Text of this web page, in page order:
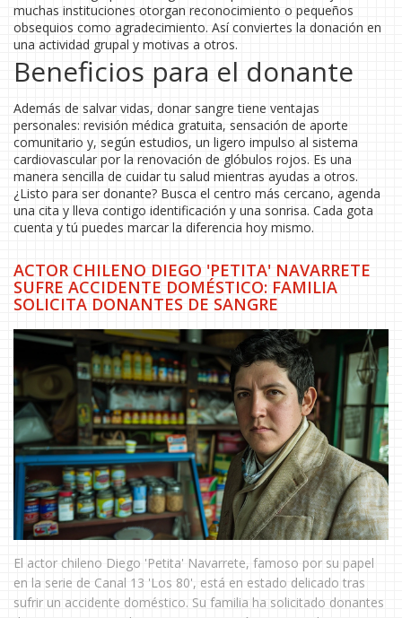
muchas instituciones otorgan reconocimiento o pequeños
obsequios como agradecimiento. Así conviertes la donación en
una actividad grupal y motivas a otros.
Beneficios para el donante
Además de salvar vidas, donar sangre tiene ventajas
personales: revisión médica gratuita, sensación de aporte
comunitario y, según estudios, un ligero impulso al sistema
cardiovascular por la renovación de glóbulos rojos. Es una
manera sencilla de cuidar tu salud mientras ayudas a otros.
¿Listo para ser donante? Busca el centro más cercano, agenda
una cita y lleva contigo identificación y una sonrisa. Cada gota
cuenta y tú puedes marcar la diferencia hoy mismo.
ACTOR CHILENO DIEGO 'PETITA' NAVARRETE
SUFRE ACCIDENTE DOMÉSTICO: FAMILIA
SOLICITA DONANTES DE SANGRE
El actor chileno Diego 'Petita' Navarrete, famoso por su papel
en la serie de Canal 13 'Los 80', está en estado delicado tras
sufrir un accidente doméstico. Su familia ha solicitado donantes